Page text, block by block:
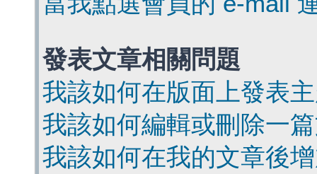
發表文章相關問題
我該如何在版面上發表
我該如何編輯或刪除一
我該如何在我的文章後